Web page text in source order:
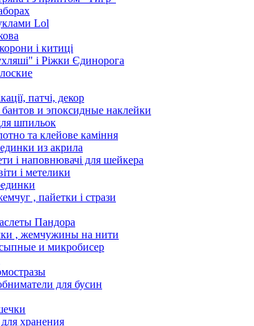
Lol
і китиці
і Ріжки Єдинорога
патчі, декор
и эпоксидные наклейки
шпильок
та клейове каміння
из акрила
і наповнювачі для шейкера
і метелики
, пайетки і стрази
Пандора
, жемчужины на нити
и микробисер
для бусин
хранения